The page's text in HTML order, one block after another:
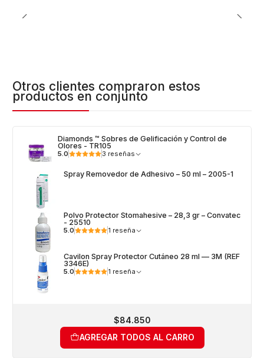
Otros clientes compraron estos
productos en conjunto
Diamonds ™ Sobres de Gelificación y Control de
Olores - TR105
5.0 3 reseñas
Spray Removedor de Adhesivo – 50 ml – 2005-1
Polvo Protector Stomahesive – 28,3 gr – Convatec
- 25510
5.0 1 reseña
Cavilon Spray Protector Cutáneo 28 ml — 3M (REF
3346E)
5.0 1 reseña
$84.850
AGREGAR TODOS AL CARRO